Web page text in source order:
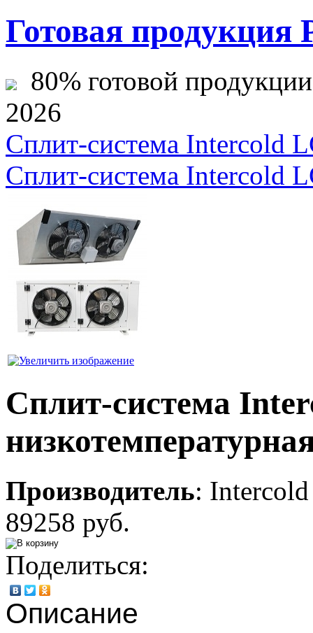
Готовая продукция
80% готовой
2026
Сплит-система Intercold
Сплит-система Intercold
Сплит-система
Производитель: Intercold
89258 руб.
Поделиться:
Описание